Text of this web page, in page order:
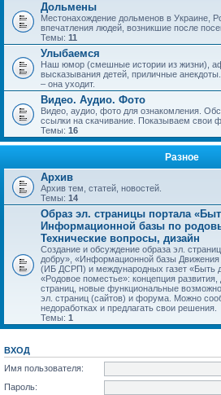
Дольмены
Местонахождение дольменов в Украине,
впечатления людей, возникшие после
Темы: 11
Улыбаемся
Наш юмор (смешные истории из жизни),
высказывания детей, приличные
– она уходит.
Видео. Аудио. Фото
Видео, аудио, фото для ознакомления.
ссылки на скачивание. Показываем свои
Темы: 16
Разное
Архив
Архив тем, статей, новостей.
Темы: 14
Образ эл. страницы портала
Информационной базы по
Технические вопросы, дизайн
Создание и обсуждение образа эл.
добру», «Информационной базы
(ИБ ДСРП) и международных газет «Быть
«Родовое поместье»: концепция
страниц, новые функциональные
эл. страниц (сайтов) и форума. Можно
недоработках и предлагать свои решения.
Темы: 1
ВХОД
Имя пользователя:
Пароль: